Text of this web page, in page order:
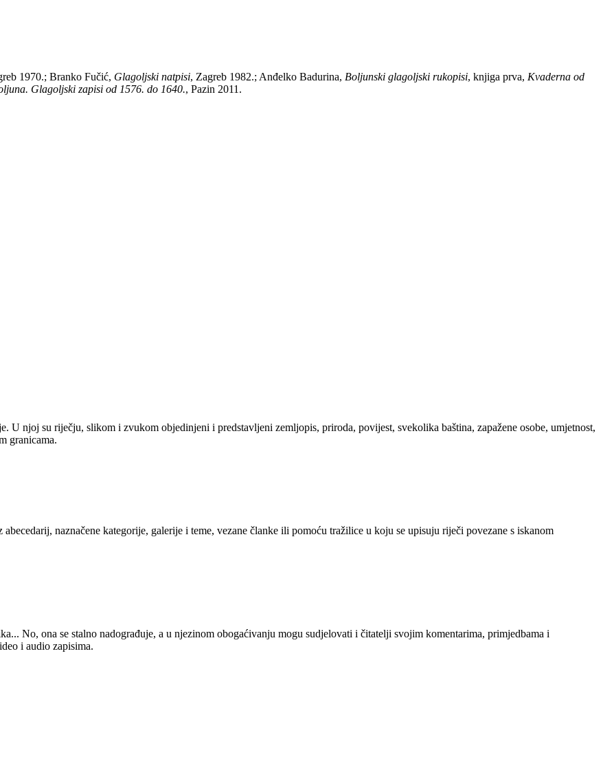
1970.; Branko Fučić, Glagoljski natpisi, Zagreb 1982.; Anđelko Badurina, Boljunski glagoljski rukopisi, knjiga prva, Kvaderna od
Glagoljski zapisi od 1576. do 1640., Pazin 2011.
U njoj su riječju, slikom i zvukom objedinjeni i predstavljeni zemljopis, priroda, povijest, svekolika baština, zapažene osobe, umjetnost,
granicama.
naznačene kategorije, galerije i teme, vezane članke ili pomoću tražilice u koju se upisuju riječi povezane s iskanom
No, ona se stalno nadograđuje, a u njezinom obogaćivanju mogu sudjelovati i čitatelji svojim komentarima, primjedbama i
i audio zapisima.